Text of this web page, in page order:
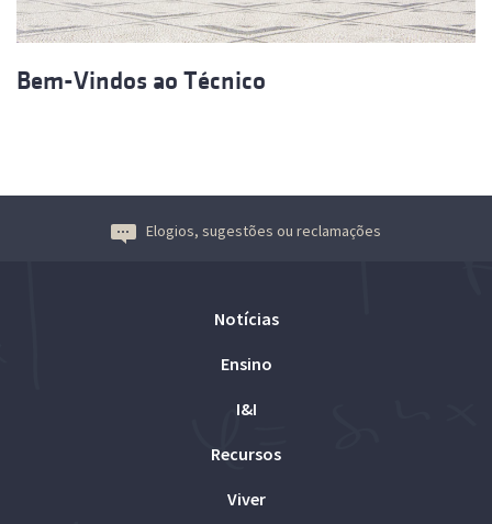
Bem-Vindos ao Técnico
Elogios, sugestões ou reclamações
Notícias
Ensino
I&I
Recursos
Viver